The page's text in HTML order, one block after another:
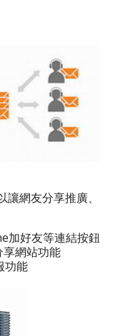
網友分享推廣、
好友等連結按鈕
網站功能
功能